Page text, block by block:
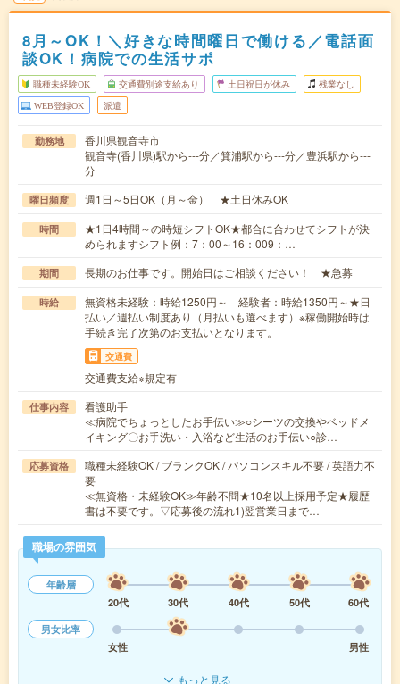
8月～OK！＼好きな時間曜日で働ける／電話面
談OK！病院での生活サポ
職種未経験OK 交通費別途支給あり 土日祝日が休み 残業なし
WEB登録OK 派遣
勤務地
香川県観音寺市
観音寺(香川県)駅から---分／箕浦駅から---分／豊浜駅から---
分
曜日頻度 週1日～5日OK（月～金） ★土日休みOK
時間
★1日4時間～の時短シフトOK★都合に合わせてシフトが決
められますシフト例：7：00～16：009：…
期間 長期のお仕事です。開始日はご相談ください！ ★急募
時給
無資格未経験：時給1250円～ 経験者：時給1350円～★日
払い／週払い制度あり（月払いも選べます）※稼働開始時は
手続き完了次第のお支払いとなります。
交通費
交通費支給※規定有
仕事内容
看護助手
≪病院でちょっとしたお手伝い≫○シーツの交換やベッドメ
イキング〇お手洗い・入浴など生活のお手伝い○診…
応募資格
職種未経験OK / ブランクOK / パソコンスキル不要 / 英語力不
要
≪無資格・未経験OK≫年齢不問★10名以上採用予定★履歴
書は不要です。▽応募後の流れ1)翌営業日まで…
職場の雰囲気
年齢層
20代
30代 40代 50代
60代
男女比率
女性
男性
もっと見る